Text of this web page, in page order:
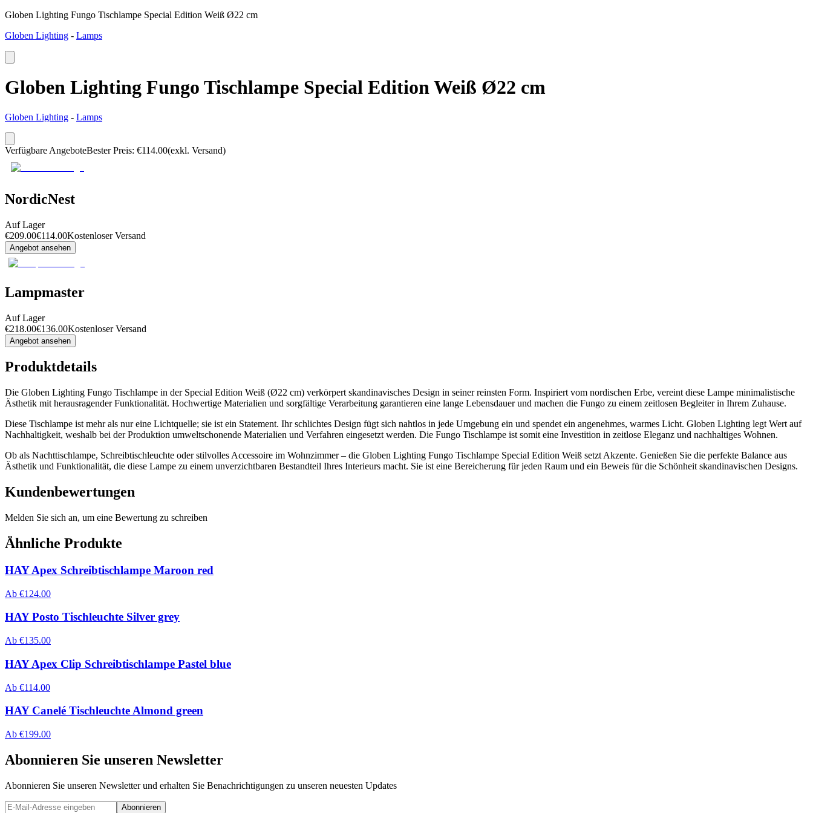
Globen Lighting Fungo Tischlampe Special Edition Weiß Ø22 cm
Globen Lighting - Lamps
Globen Lighting Fungo Tischlampe Special Edition Weiß Ø22 cm
Globen Lighting - Lamps
Verfügbare AngeboteBester Preis: €114.00(exkl. Versand)
NordicNest
Auf Lager
€209.00€114.00Kostenloser Versand
Angebot ansehen
Lampmaster
Auf Lager
€218.00€136.00Kostenloser Versand
Angebot ansehen
Produktdetails
Die Globen Lighting Fungo Tischlampe in der Special Edition Weiß (Ø22 cm) verkörpert skandinavisches Design in seiner reinsten Form. Inspiriert vom nordischen Erbe, vereint diese Lampe minimalistische
Ästhetik mit herausragender Funktionalität. Hochwertige Materialien und sorgfältige Verarbeitung garantieren eine lange Lebensdauer und machen die Fungo zu einem zeitlosen Begleiter in Ihrem Zuhause.
Diese Tischlampe ist mehr als nur eine Lichtquelle; sie ist ein Statement. Ihr schlichtes Design fügt sich nahtlos in jede Umgebung ein und spendet ein angenehmes, warmes Licht. Globen Lighting legt Wert auf
Nachhaltigkeit, weshalb bei der Produktion umweltschonende Materialien und Verfahren eingesetzt werden. Die Fungo Tischlampe ist somit eine Investition in zeitlose Eleganz und nachhaltiges Wohnen.
Ob als Nachttischlampe, Schreibtischleuchte oder stilvolles Accessoire im Wohnzimmer – die Globen Lighting Fungo Tischlampe Special Edition Weiß setzt Akzente. Genießen Sie die perfekte Balance aus
Ästhetik und Funktionalität, die diese Lampe zu einem unverzichtbaren Bestandteil Ihres Interieurs macht. Sie ist eine Bereicherung für jeden Raum und ein Beweis für die Schönheit skandinavischen Designs.
Kundenbewertungen
Melden Sie sich an, um eine Bewertung zu schreiben
Ähnliche Produkte
HAY Apex Schreibtischlampe Maroon red
Ab €124.00
HAY Posto Tischleuchte Silver grey
Ab €135.00
HAY Apex Clip Schreibtischlampe Pastel blue
Ab €114.00
HAY Canelé Tischleuchte Almond green
Ab €199.00
Abonnieren Sie unseren Newsletter
Abonnieren Sie unseren Newsletter und erhalten Sie Benachrichtigungen zu unseren neuesten Updates
Abonnieren